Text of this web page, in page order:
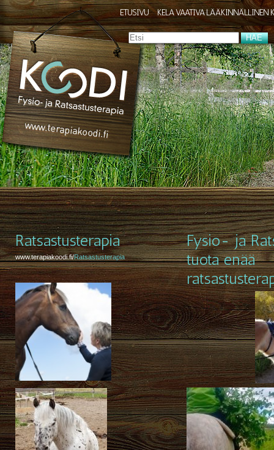
ETUSIVU KELA VAATIVA LÄÄKINNÄLLINEN
Ratsastusterapia
www.terapiakoodi.fi/Ratsastusterapia
Fysio- ja
tuota enää